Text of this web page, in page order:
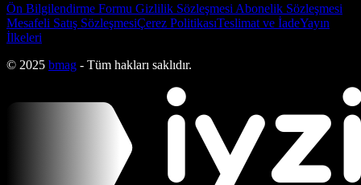
Ön Bilgilendirme Formu Gizlilik Sözleşmesi Abonelik Sözleşmesi
Mesafeli Satış SözleşmesiÇerez PolitikasıTeslimat ve İadeYayın
İlkeleri
© 2025 bmag - Tüm hakları saklıdır.